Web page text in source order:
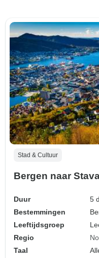
Stad & Cultuur
Bergen naar
Duur
5
Bestemmingen
Leeftijdsgroep
Regio
Taal